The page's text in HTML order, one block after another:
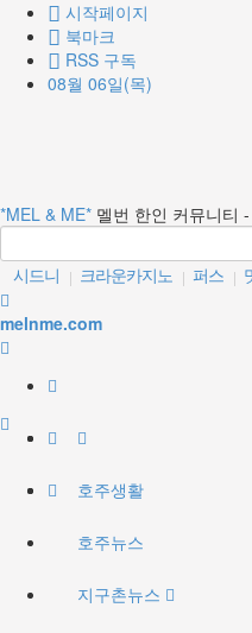
시작페이지
북마크
RSS 구독
08월 06일(목)
*MEL & ME* 멜번 한인 커뮤니티
시드니 | 크라운카지노 | 퍼스 |
melnme.com
호주생활
호주뉴스
지구촌뉴스